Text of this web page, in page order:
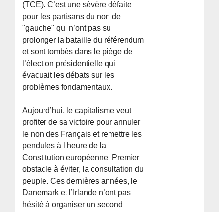
(TCE). C’est une sévère défaite
pour les partisans du non de
"gauche" qui n’ont pas su
prolonger la bataille du référendum
et sont tombés dans le piège de
l’élection présidentielle qui
évacuait les débats sur les
problèmes fondamentaux.
Aujourd’hui, le capitalisme veut
profiter de sa victoire pour annuler
le non des Français et remettre les
pendules à l’heure de la
Constitution européenne. Premier
obstacle à éviter, la consultation du
peuple. Ces dernières années, le
Danemark et l’Irlande n’ont pas
hésité à organiser un second